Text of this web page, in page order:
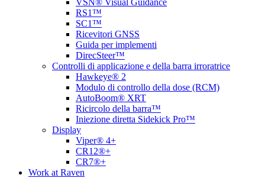
VSN® Visual Guidance
RS1™
SC1™
Ricevitori GNSS
Guida per implementi
DirecSteer™
Controlli di applicazione e della barra irroratrice
Hawkeye® 2
Modulo di controllo della dose (RCM)
AutoBoom® XRT
Ricircolo della barra™
Iniezione diretta Sidekick Pro™
Display
Viper® 4+
CR12®+
CR7®+
Work at Raven